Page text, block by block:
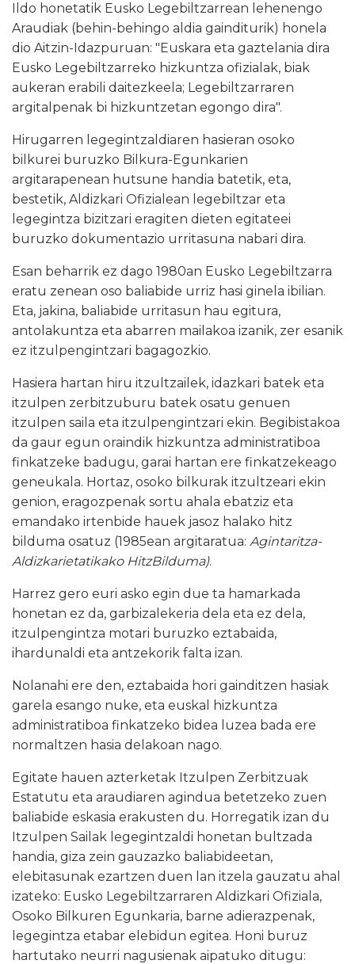
Ildo honetatik Eusko Legebiltzarrean lehenengo
Araudiak (behin-behingo aldia gainditurik) honela
dio Aitzin-Idazpuruan: "Euskara eta gaztelania dira
Eusko Legebiltzarreko hizkuntza ofizialak, biak
aukeran erabili daitezkeela; Legebiltzarraren
argitalpenak bi hizkuntzetan egongo dira".
Hirugarren legegintzaldiaren hasieran osoko
bilkurei buruzko Bilkura-Egunkarien
argitarapenean hutsune handia batetik, eta,
bestetik, Aldizkari Ofizialean legebiltzar eta
legegintza bizitzari eragiten dieten egitateei
buruzko dokumentazio urritasuna nabari dira.
Esan beharrik ez dago 1980an Eusko Legebiltzarra
eratu zenean oso baliabide urriz hasi ginela ibilian.
Eta, jakina, baliabide urritasun hau egitura,
antolakuntza eta abarren mailakoa izanik, zer esanik
ez itzulpengintzari bagagozkio.
Hasiera hartan hiru itzultzailek, idazkari batek eta
itzulpen zerbitzuburu batek osatu genuen
itzulpen saila eta itzulpengintzari ekin. Begibistakoa
da gaur egun oraindik hizkuntza administratiboa
finkatzeke badugu, garai hartan ere finkatzekeago
geneukala. Hortaz, osoko bilkurak itzultzeari ekin
genion, eragozpenak sortu ahala ebatziz eta
emandako irtenbide hauek jasoz halako hitz
bilduma osatuz (1985ean argitaratua: Agintaritza-
Aldizkarietatikako HitzBilduma).
Harrez gero euri asko egin due ta hamarkada
honetan ez da, garbizalekeria dela eta ez dela,
itzulpengintza motari buruzko eztabaida,
ihardunaldi eta antzekorik falta izan.
Nolanahi ere den, eztabaida hori gainditzen hasiak
garela esango nuke, eta euskal hizkuntza
administratiboa finkatzeko bidea luzea bada ere
normaltzen hasia delakoan nago.
Egitate hauen azterketak Itzulpen Zerbitzuak
Estatutu eta araudiaren agindua betetzeko zuen
baliabide eskasia erakusten du. Horregatik izan du
Itzulpen Sailak legegintzaldi honetan bultzada
handia, giza zein gauzazko baliabideetan,
elebitasunak ezartzen duen lan itzela gauzatu ahal
izateko: Eusko Legebiltzarraren Aldizkari Ofiziala,
Osoko Bilkuren Egunkaria, barne adierazpenak,
legegintza etabar elebidun egitea. Honi buruz
hartutako neurri nagusienak aipatuko ditugu: